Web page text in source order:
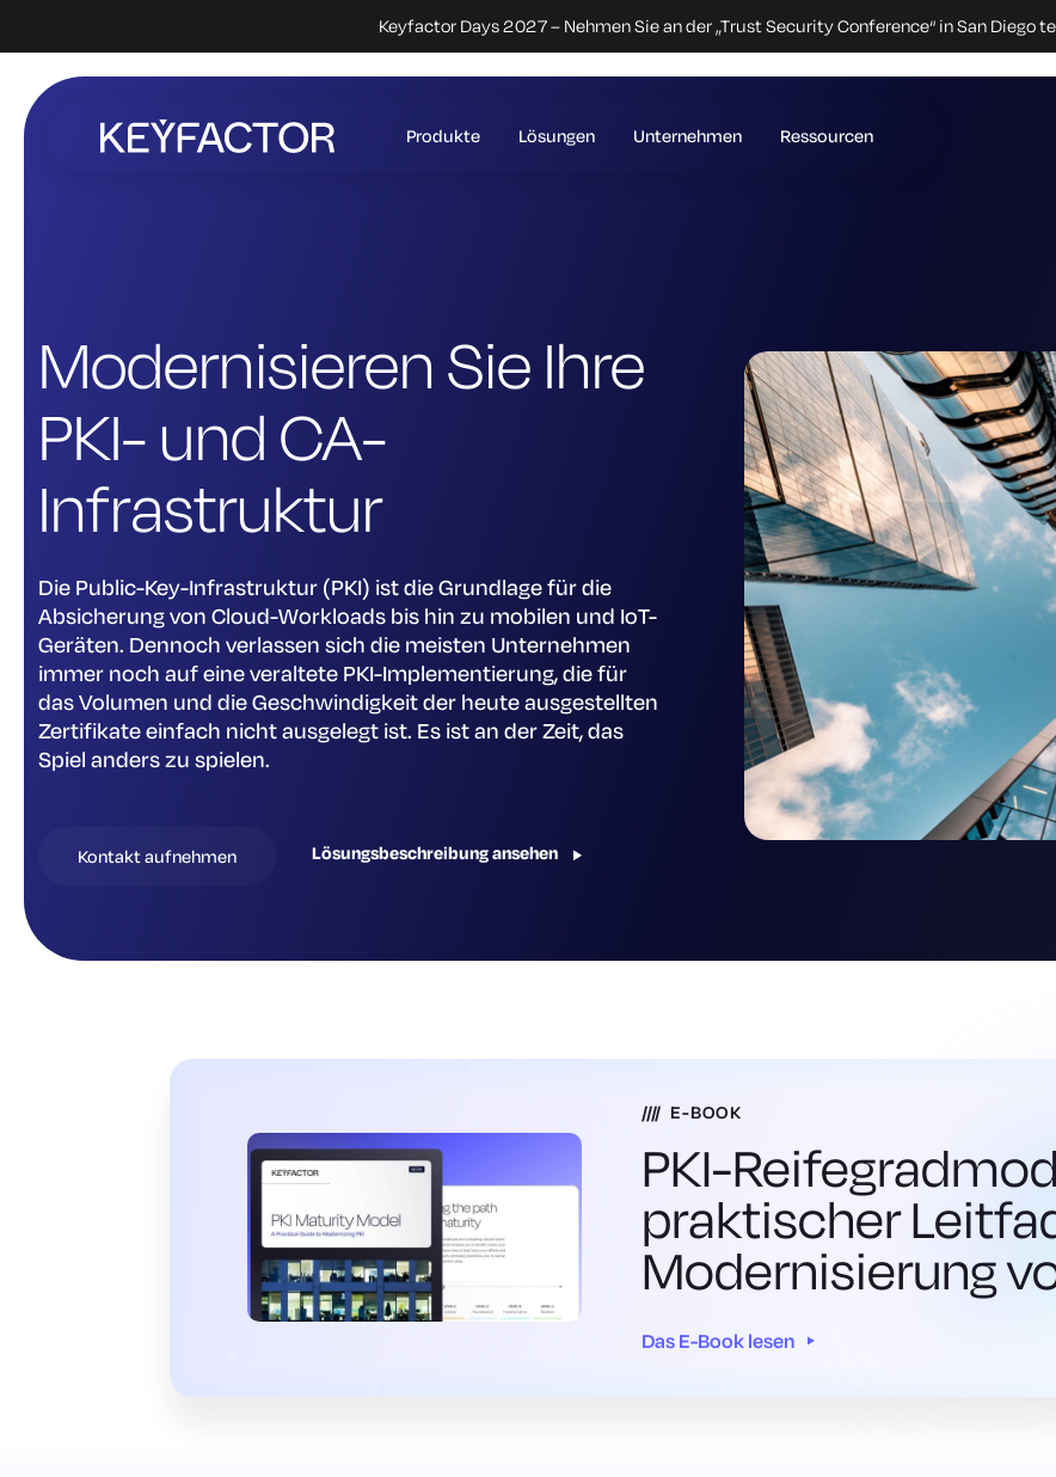
Keyfactor Days 2027 – Nehmen Sie an der „Trust Security Conference“ in San Diego
Hauptinhalt
springen
Produkte Lösungen Unternehmen Ressourcen
Modernisieren Sie Ihre
PKI- und CA-
Infrastruktur
Die Public-Key-Infrastruktur (PKI) ist die Grundlage für die
Absicherung von Cloud-Workloads bis hin zu mobilen und IoT-
Geräten. Dennoch verlassen sich die meisten Unternehmen
immer noch auf eine veraltete PKI-Implementierung, die für
das Volumen und die Geschwindigkeit der heute ausgestellten
Zertifikate einfach nicht ausgelegt ist. Es ist an der Zeit, das
Spiel anders zu spielen.
Kontakt aufnehmen Lösungsbeschreibung ansehen
E-BOOK
PKI-
praktischer
Modernisierung
Das E-Book lesen